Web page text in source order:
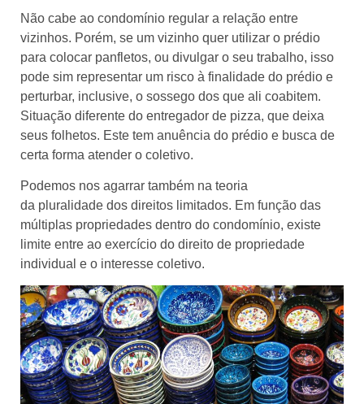
Não cabe ao condomínio regular a relação entre
vizinhos. Porém, se um vizinho quer utilizar o prédio
para colocar panfletos, ou divulgar o seu trabalho, isso
pode sim representar um risco à finalidade do prédio e
perturbar, inclusive, o sossego dos que ali coabitem.
Situação diferente do entregador de pizza, que deixa
seus folhetos. Este tem anuência do prédio e busca de
certa forma atender o coletivo.
Podemos nos agarrar também na teoria
da pluralidade dos direitos limitados. Em função das
múltiplas propriedades dentro do condomínio, existe
limite entre ao exercício do direito de propriedade
individual e o interesse coletivo.